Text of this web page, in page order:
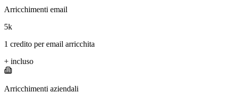
Arricchimenti email
5k
1 credito per email arricchita
+ incluso
Arricchimenti aziendali